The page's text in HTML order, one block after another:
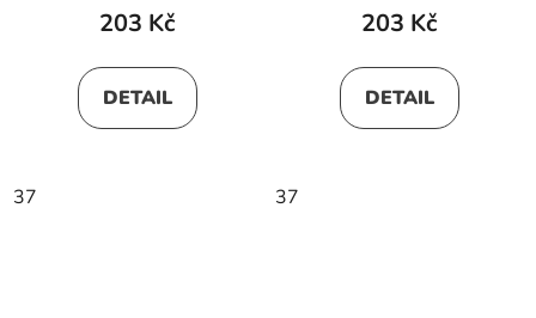
203 Kč
DETAIL
37
203 Kč
DETAIL
37